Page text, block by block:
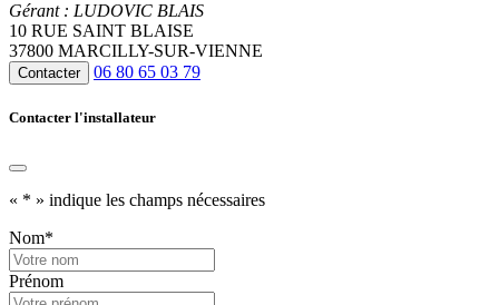
Gérant : LUDOVIC BLAIS
10 RUE SAINT BLAISE
37800 MARCILLY-SUR-VIENNE
Contacter 06 80 65 03 79
Contacter l'installateur
« * » indique les champs nécessaires
Nom*
Prénom